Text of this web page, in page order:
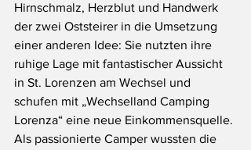
Hirnschmalz, Herzblut und Handwerk
der zwei Oststeirer in die Umsetzung
einer anderen Idee: Sie nutzten ihre
ruhige Lage mit fantastischer Aussicht
in St. Lorenzen am Wechsel und
schufen mit „Wechselland Camping
Lorenza“ eine neue Einkommensquelle.
Als passionierte Camper wussten die